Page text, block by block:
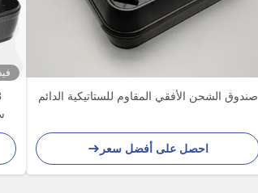
صندوق الشحن الأفقي المقاوم للستاتيكية الدائم
احصل على أفضل سعر